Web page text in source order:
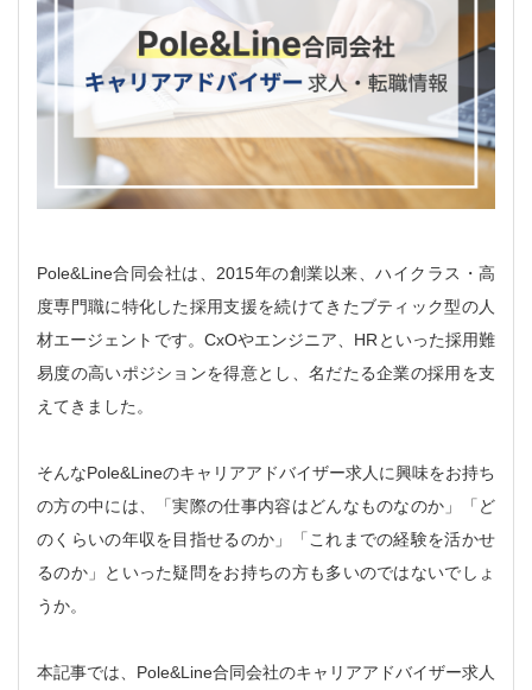
Pole&Line合同会社は、2015年の創業以来、ハイクラス・高
度専門職に特化した採用支援を続けてきたブティック型の人
材エージェントです。CxOやエンジニア、HRといった採用難
易度の高いポジションを得意とし、名だたる企業の採用を支
えてきました。
そんなPole&Lineのキャリアアドバイザー求人に興味をお持ち
の方の中には、「実際の仕事内容はどんなものなのか」「ど
のくらいの年収を目指せるのか」「これまでの経験を活かせ
るのか」といった疑問をお持ちの方も多いのではないでしょ
うか。
本記事では、Pole&Line合同会社のキャリアアドバイザー求人